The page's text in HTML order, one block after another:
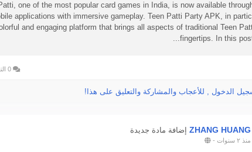
one of the most popular card games in India, is now available
applications with immersive gameplay. Teen Patti Party APK, in
and engaging platform that brings all aspects of traditional Teen
fingertips. In this post,
الدخول , للأعجاب والمشاركة والتعليق على هذا!
ZHANG HUANG إضافة مادة جديدة
منذ ٢ سنوات -